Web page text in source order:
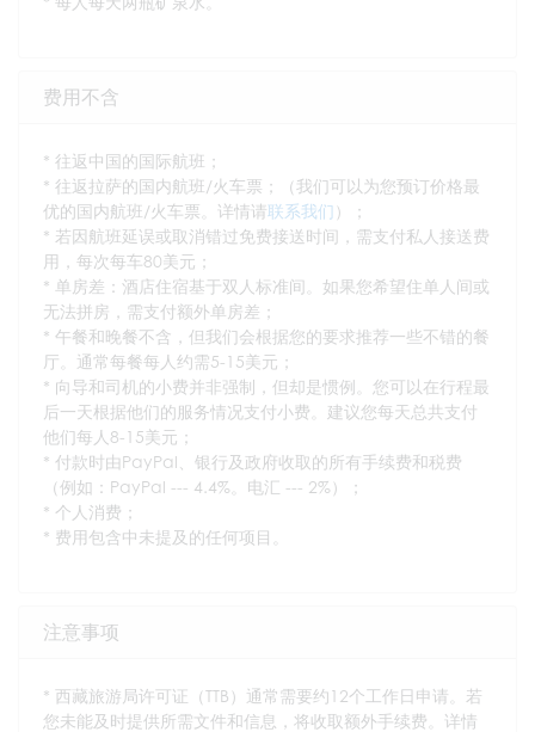
费用不含
* 往返中国的国际航班；
* 往返拉萨的国内航班/火车票；（我们可以为您预订价格最
优的国内航班/火车票。详情请联系我们 ）；
* 若因航班延误或取消错过免费接送时间，需支付私人接送费
用，每次每车80美元；
* 单房差：酒店住宿基于双人标准间。如果您希望住单人间或
无法拼房，需支付额外单房差；
* 午餐和晚餐不含，但我们会根据您的要求推荐一些不错的餐
厅。通常每餐每人约需5-15美元；
* 向导和司机的小费并非强制，但却是惯例。您可以在行程最
后一天根据他们的服务情况支付小费。建议您每天总共支付
他们每人8-15美元；
* 付款时由PayPal、银行及政府收取的所有手续费和税费
（例如：PayPal --- 4.4%。电汇 --- 2%）；
* 个人消费；
* 费用包含中未提及的任何项目。
注意事项
* 西藏旅游局许可证（TTB）通常需要约12个工作日申请。若
您未能及时提供所需文件和信息，将收取额外手续费。详情